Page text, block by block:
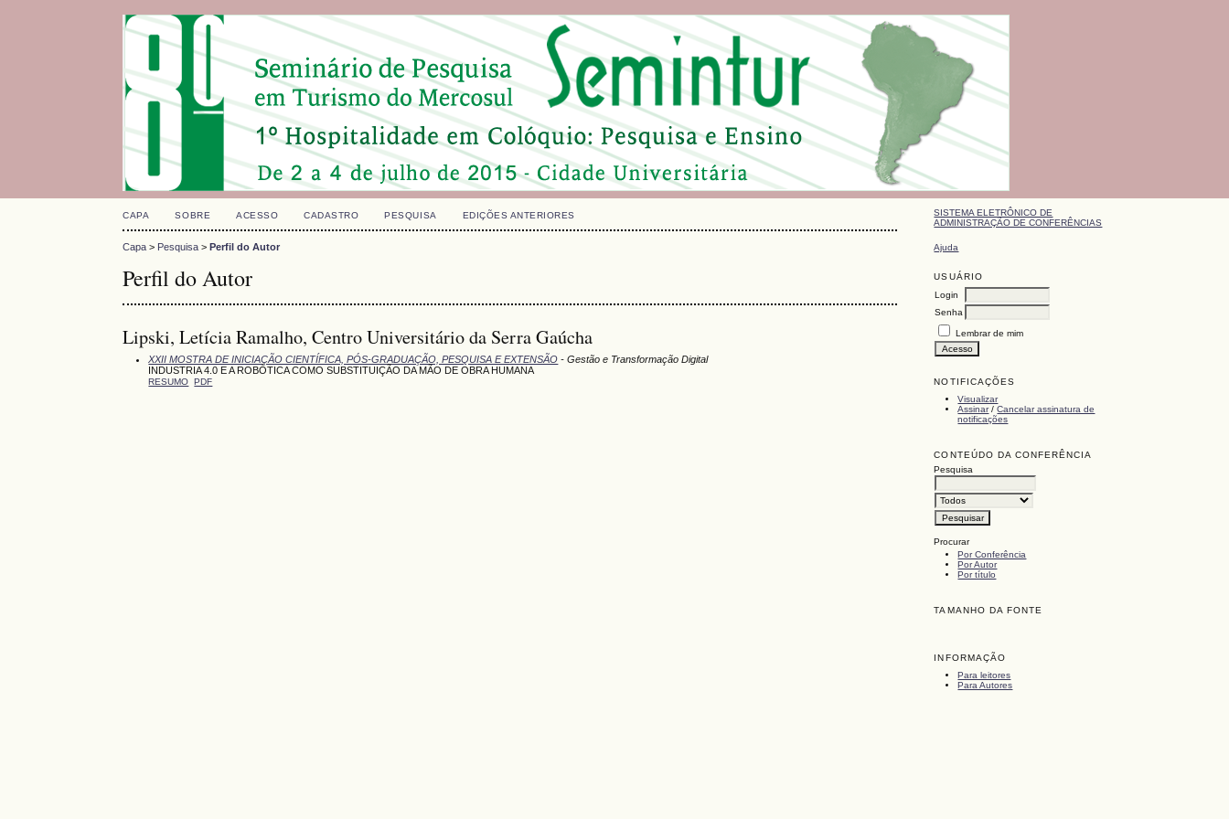
SISTEMA ELETRÔNICO DE
ADMINISTRAÇÃO DE CONFERÊNCIAS
Ajuda
USUÁRIO
Login
Senha
Lembrar de mim
NOTIFICAÇÕES
Visualizar
Assinar/Cancelar assinatura de
notificações
CONTEÚDO DA CONFERÊNCIA
Pesquisa
Procurar
Por Conferência
Por Autor
Por título
TAMANHO DA FONTE
INFORMAÇÃO
Para leitores
Para Autores
CAPA SOBRE ACESSO CADASTRO PESQUISA EDIÇÕES ANTERIORES
Capa > Pesquisa >Perfil do Autor
Perfil do Autor
Lipski, Letícia Ramalho, Centro Universitário da Serra Gaúcha
XXII MOSTRA DE INICIAÇÃO CIENTÍFICA, PÓS-GRADUAÇÃO, PESQUISA E EXTENSÃO - Gestão e Transformação Digital
INDUSTRIA 4.0 E A ROBÓTICA COMO SUBSTITUIÇÃO DA MÃO DE OBRA HUMANA
RESUMO PDF